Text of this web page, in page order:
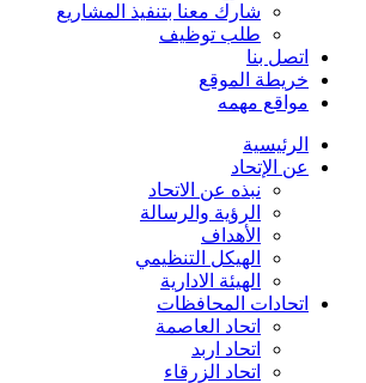
شارك معنا بتنفيذ المشاريع
طلب توظيف
اتصل بنا
خريطة الموقع
مواقع مهمه
الرئيسية
عن الإتحاد
نبذه عن الاتحاد
الرؤية والرسالة
الأهداف
الهيكل التنظيمي
الهيئة الادارية
اتحادات المحافظات
اتحاد العاصمة
اتحاد اربد
اتحاد الزرقاء